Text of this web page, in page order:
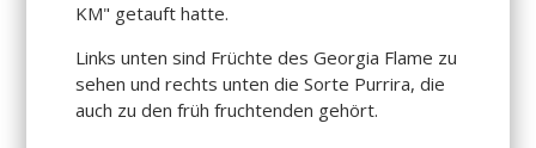
KM" getauft hatte.
Links unten sind Früchte des Georgia Flame zu
sehen und rechts unten die Sorte Purrira, die
auch zu den früh fruchtenden gehört.